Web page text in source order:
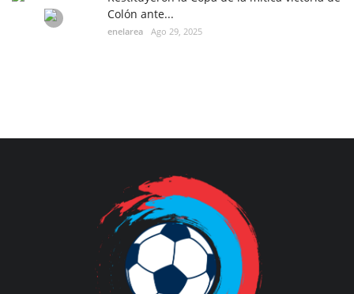
Colón ante...
enelarea Ago 29, 2025